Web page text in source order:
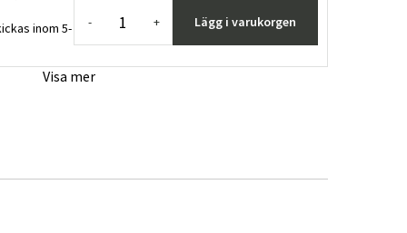
inom 5-
- + Lägg i varukorgen
Visa mer